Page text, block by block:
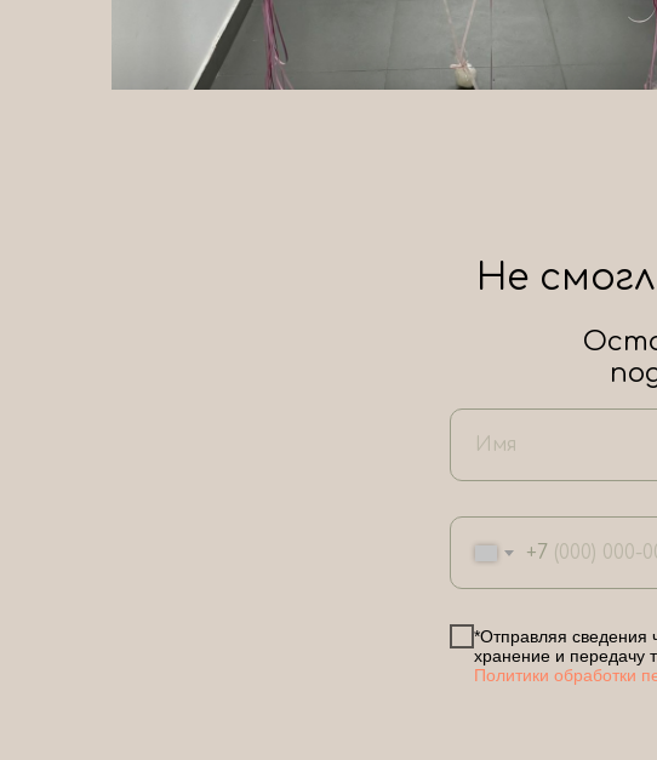
+7
*Отправляя сведения
хранение и передачу
Политики обработки
Не